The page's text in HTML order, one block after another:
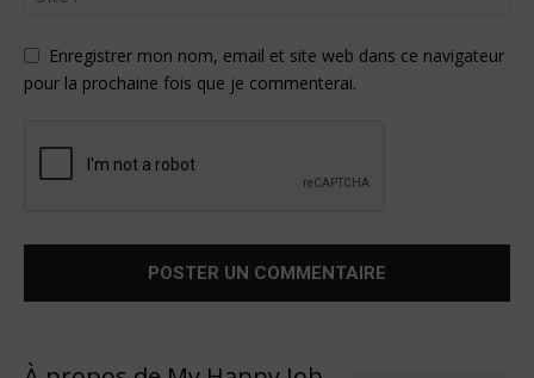
Enregistrer mon nom, email et site web dans ce navigateur
pour la prochaine fois que je commenterai.